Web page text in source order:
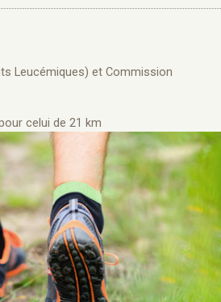
Leucémiques) et Commission
celui de 21 km